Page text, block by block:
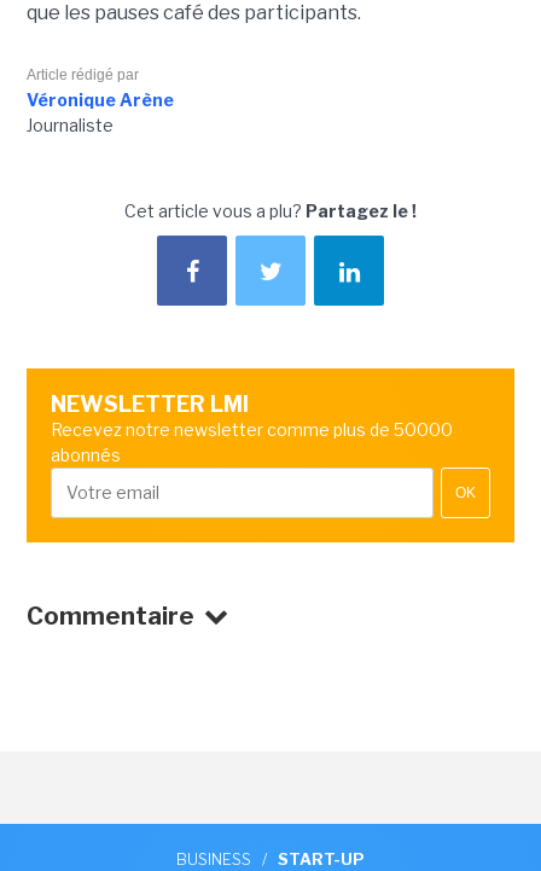
que les pauses café des participants.
Article rédigé par
Véronique Arène
Journaliste
Cet article vous a plu? Partagez le !
NEWSLETTER LMI
Recevez notre newsletter comme plus de 50000
abonnés
OK
Commentaire
BUSINESS / START-UP